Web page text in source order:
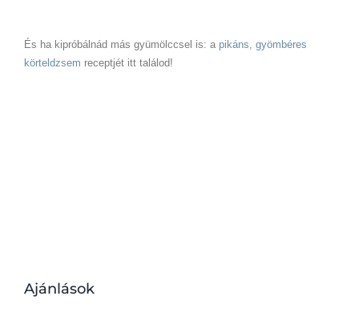
És ha kipróbálnád más gyümölccsel is: a pikáns, gyömbéres
körteldzsem receptjét itt találod!
Ajánlások